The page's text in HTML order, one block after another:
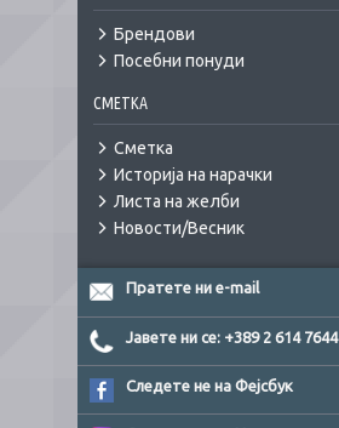
Брендови
Посебни понуди
СМЕТКА
Сметка
Историја на нарачки
Листа на желби
Новости/Весник
Пратете ни e-mail
Јавете ни се: +389 2 614 7644
Следете не на Фејсбук